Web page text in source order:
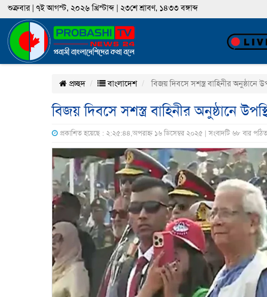
শুক্রবার | ৭ই আগস্ট, ২০২৬ খ্রিস্টাব্দ | ২৩শে শ্রাবণ, ১৪৩৩ বঙ্গাব্দ
প্রচ্ছদ বাংলাদেশ বিজয় দিবসে সশস্ত্র বাহিনীর অনুষ্ঠানে
বিজয় দিবসে সশস্ত্র বাহিনীর অনুষ্ঠানে
প্রকাশিত হয়েছে : ২:২৫:৪৪,অপরাহ্ন ১৬ ডিসেম্বর ২০২৫ | সংবাদটি ৬৮ বার পঠিত